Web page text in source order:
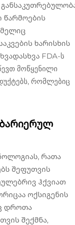
წარმოების
ხარისხის
FDA-ს
მოწყენილი
რომლებიც
რათა
შეფუთვის
ჰქვიათ
ოქსიგენის
დროთა
შექმნა,